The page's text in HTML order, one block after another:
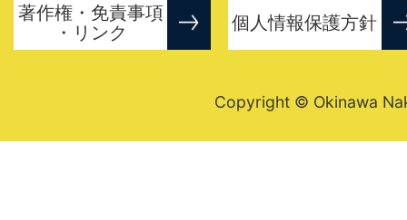
著作権・免責事項
・リンク
個人情報保護方針
Copyright © Okinawa